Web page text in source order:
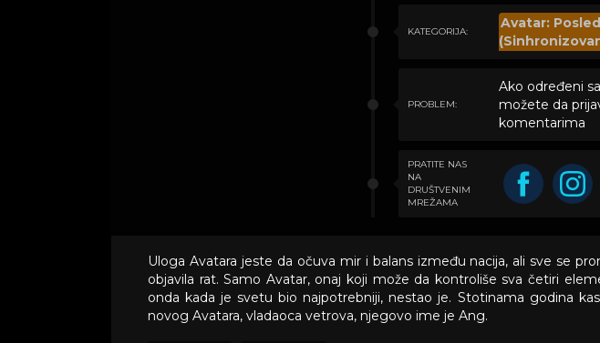
KATEGORIJA:
Avatar:
PROBLEM:
Ako određeni
možete da
komentarima
PRATITE NAS
NA
DRUŠTVENIM
MREŽAMA
Uloga Avatara jeste da očuva mir i balans između nacija, ali sve se
objavila rat. Samo Avatar, onaj koji može da kontroliše sva četiri
onda kada je svetu bio najpotrebniji, nestao je. Stotinama godina
novog Avatara, vladaoca vetrova, njegovo ime je Ang.